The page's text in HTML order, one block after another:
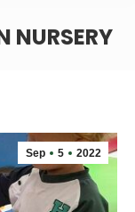
NURSERY
Sep 5 2022